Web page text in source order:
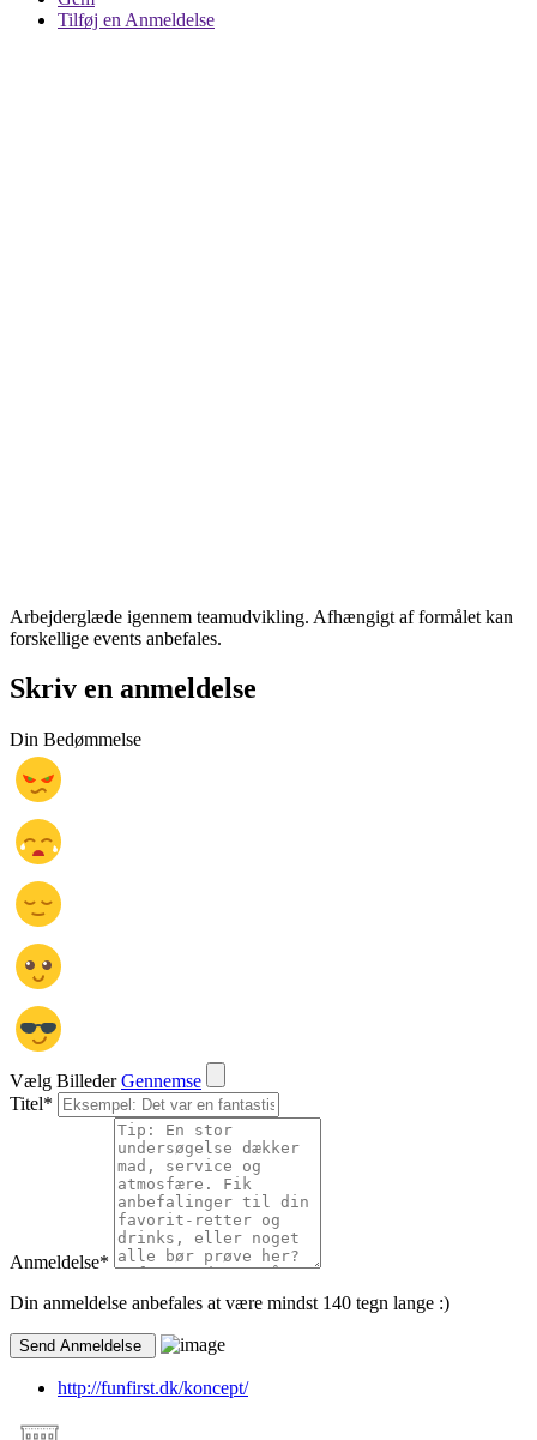
Tilføj en Anmeldelse
Arbejderglæde igennem teamudvikling. Afhængigt af formålet kan
forskellige events anbefales.
Skriv en anmeldelse
Din Bedømmelse
Vælg Billeder Gennemse
Titel*
Anmeldelse*
Din anmeldelse anbefales at være mindst 140 tegn lange :)
http://funfirst.dk/koncept/